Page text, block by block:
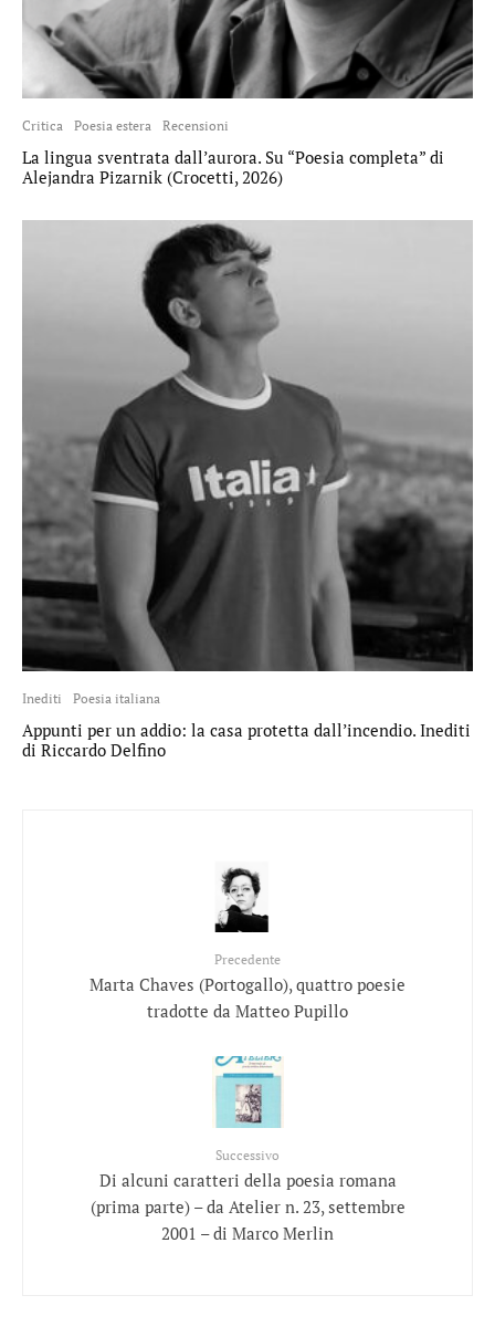
Critica Poesia estera Recensioni
La lingua sventrata dall’aurora. Su “Poesia completa” di
Alejandra Pizarnik (Crocetti, 2026)
Inediti Poesia italiana
Appunti per un addio: la casa protetta dall’incendio. Inediti
di Riccardo Delfino
Precedente
Marta Chaves (Portogallo), quattro poesie
tradotte da Matteo Pupillo
Successivo
Di alcuni caratteri della poesia romana
(prima parte) – da Atelier n. 23, settembre
2001 – di Marco Merlin